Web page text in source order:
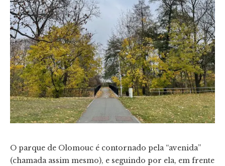
O parque de Olomouc é contornado pela “avenida”
(chamada assim mesmo), e seguindo por ela, em frente